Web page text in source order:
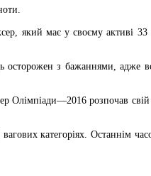
який має у своєму активі
з бажаннями, адже
Олімпіади—2016 розпочав
категоріях. Останнім